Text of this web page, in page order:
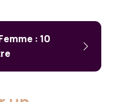
: 10